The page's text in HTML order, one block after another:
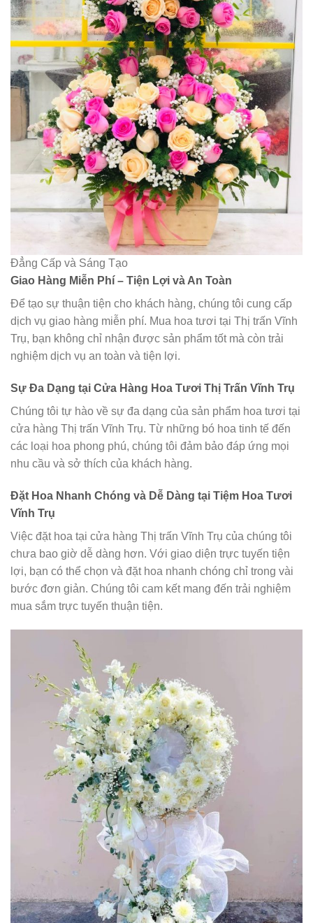
Đẳng Cấp và Sáng Tạo
Giao Hàng Miễn Phí – Tiện Lợi và An Toàn
Để tạo sự thuận tiện cho khách hàng, chúng tôi cung cấp
dịch vụ giao hàng miễn phí. Mua hoa tươi tại Thị trấn Vĩnh
Trụ, bạn không chỉ nhận được sản phẩm tốt mà còn trải
nghiệm dịch vụ an toàn và tiện lợi.
Sự Đa Dạng tại Cửa Hàng Hoa Tươi Thị Trấn Vĩnh Trụ
Chúng tôi tự hào về sự đa dạng của sản phẩm hoa tươi tại
cửa hàng Thị trấn Vĩnh Trụ. Từ những bó hoa tinh tế đến
các loại hoa phong phú, chúng tôi đảm bảo đáp ứng mọi
nhu cầu và sở thích của khách hàng.
Đặt Hoa Nhanh Chóng và Dễ Dàng tại Tiệm Hoa Tươi
Vĩnh Trụ
Việc đặt hoa tại cửa hàng Thị trấn Vĩnh Trụ của chúng tôi
chưa bao giờ dễ dàng hơn. Với giao diện trực tuyến tiện
lợi, bạn có thể chọn và đặt hoa nhanh chóng chỉ trong vài
bước đơn giản. Chúng tôi cam kết mang đến trải nghiệm
mua sắm trực tuyến thuận tiện.